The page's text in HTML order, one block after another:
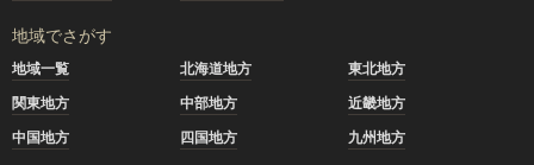
地域でさがす
地域一覧 北海道地方
東北地方
関東地方
中部地方
近畿地方
中国地方
四国地方 九州地方